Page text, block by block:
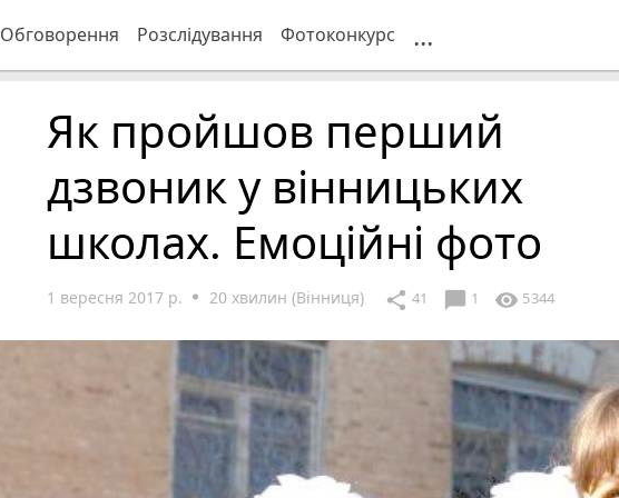
Обговорення Розслідування Фотоконкурс ...
Як пройшов перший
дзвоник у вінницьких
школах. Емоційні фото
1 вересня 2017 р. 20 хвилин (Вінниця) share 41 chat_bubble 1 visibility 5344